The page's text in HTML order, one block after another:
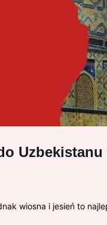
wiosna i jesień to